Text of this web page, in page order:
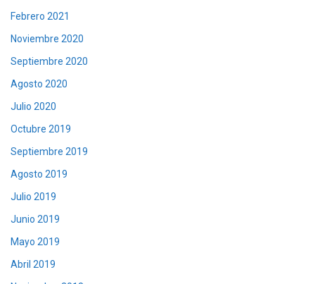
Febrero 2021
Noviembre 2020
Septiembre 2020
Agosto 2020
Julio 2020
Octubre 2019
Septiembre 2019
Agosto 2019
Julio 2019
Junio 2019
Mayo 2019
Abril 2019